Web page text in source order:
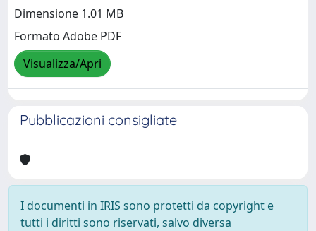
Dimensione 1.01 MB
Formato Adobe PDF
Visualizza/Apri
Pubblicazioni consigliate
I documenti in IRIS sono protetti da copyright e
tutti i diritti sono riservati, salvo diversa